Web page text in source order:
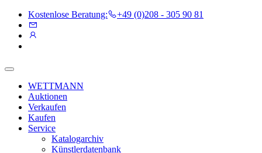
Kostenlose Beratung: +49 (0)208 - 305 90 81
WETTMANN
Auktionen
Verkaufen
Kaufen
Service
Katalogarchiv
Künstlerdatenbank